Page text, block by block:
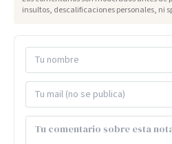
insultos, descalificaciones personales, ni